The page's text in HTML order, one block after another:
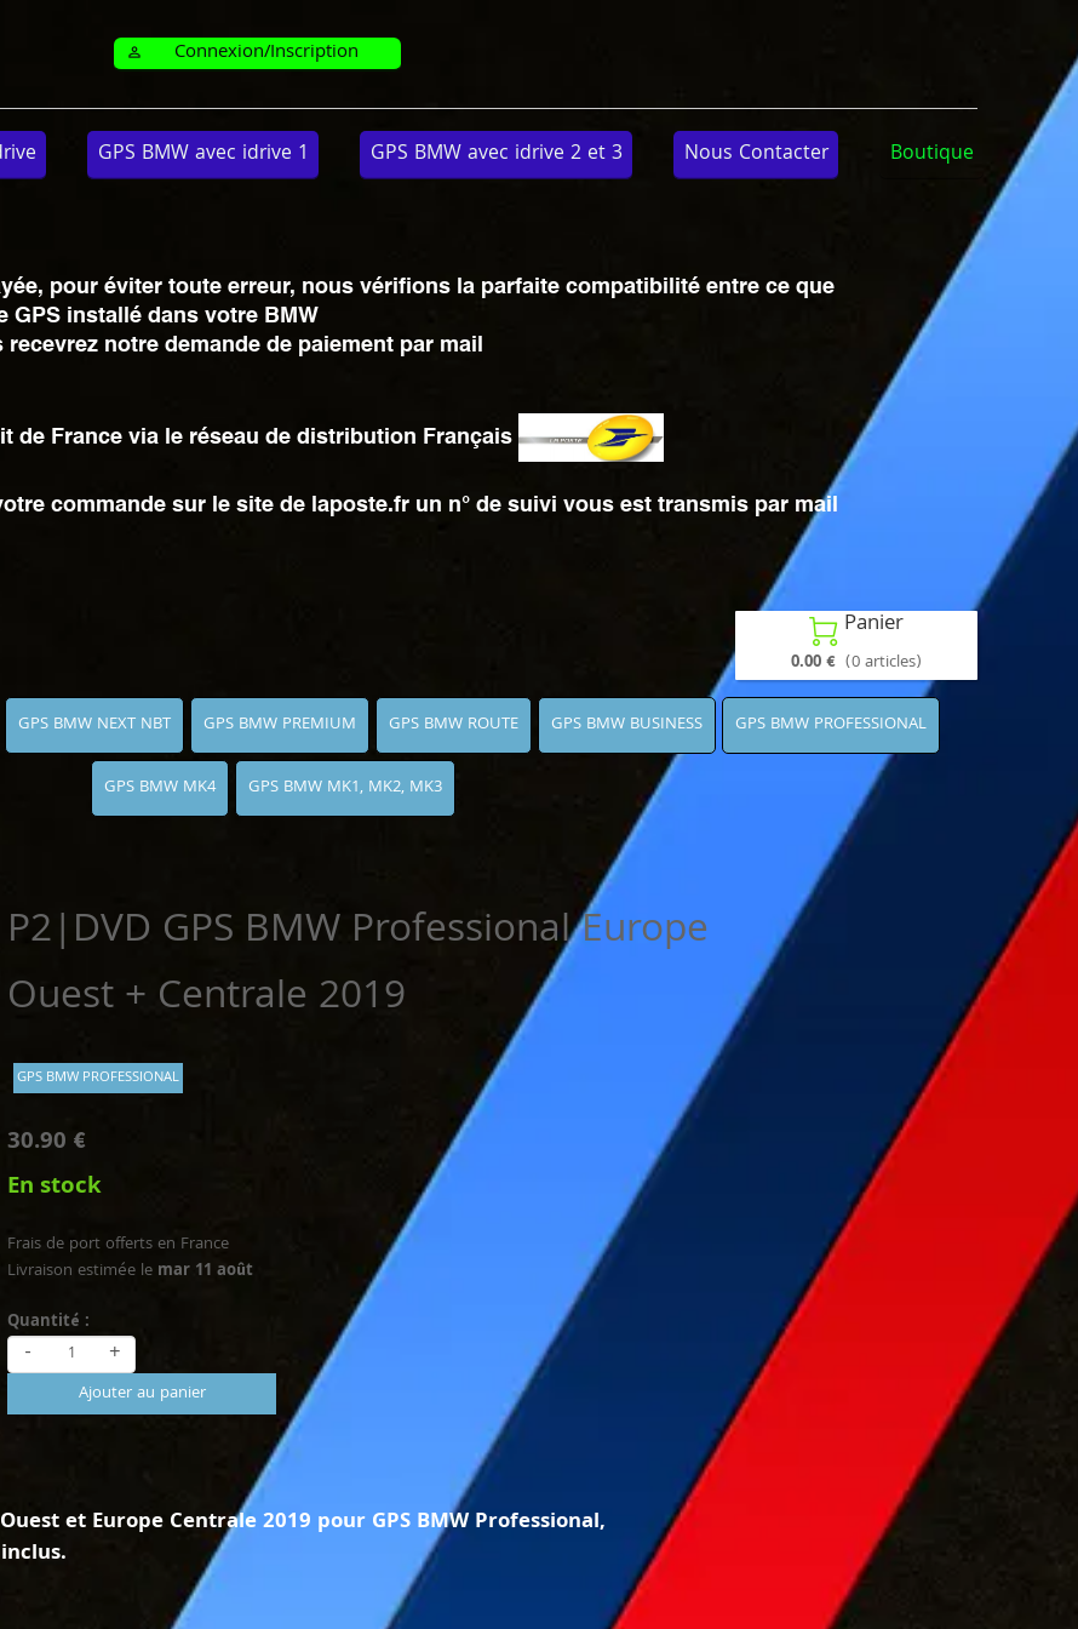
GPS BMW avec idrive 1 GPS BMW avec idrive 2 et 3 Nous Contacter Boutique
perm_identity Connexion/Inscription
pour éviter toute erreur, nous vérifions la parfaite compatibilité entre ce que
GPS installé dans votre BMW
notre demande de paiement par mail
de France via le réseau de distribution Français
commande sur le site de laposte.fr un n° de suivi vous est transmis par mail
 Panier
0.00 € (0 articles)
GPS BMW NEXT NBT GPS BMW PREMIUM GPS BMW ROUTE GPS BMW BUSINESS GPS BMW PROFESSIONAL
GPS BMW MK4 GPS BMW MK1, MK2, MK3
P2|DVD GPS BMW Professional Europe
Ouest + Centrale 2019
GPS BMW PROFESSIONAL
30.90 €
En stock
Frais de port offerts en France
Livraison estimée le mar 11 août
Quantité :
- +
Ajouter au panier
et Europe Centrale 2019 pour GPS BMW Professional,